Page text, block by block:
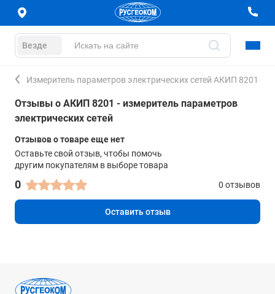
Везде
Измеритель параметров электрических сетей АКИП 8201
Отзывы о АКИП 8201 - измеритель параметров
электрических сетей
Отзывов о товаре еще нет
Оставьте свой отзыв, чтобы помочь
другим покупателям в выборе товара
0 0 отзывов
Оставить отзыв